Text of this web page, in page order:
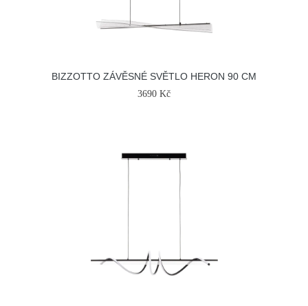
BIZZOTTO ZÁVĚSNÉ SVĚTLO HERON 90 CM
3690 Kč